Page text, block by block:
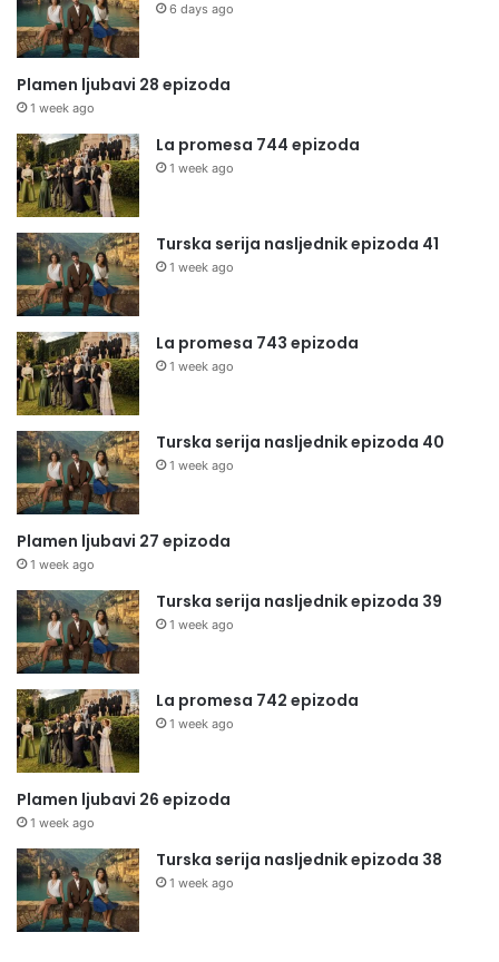
6 days ago
Plamen ljubavi 28 epizoda
1 week ago
La promesa 744 epizoda
1 week ago
Turska serija nasljednik epizoda 41
1 week ago
La promesa 743 epizoda
1 week ago
Turska serija nasljednik epizoda 40
1 week ago
Plamen ljubavi 27 epizoda
1 week ago
Turska serija nasljednik epizoda 39
1 week ago
La promesa 742 epizoda
1 week ago
Plamen ljubavi 26 epizoda
1 week ago
Turska serija nasljednik epizoda 38
1 week ago